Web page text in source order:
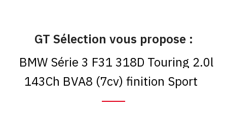
GT Sélection vous propose :
BMW Série 3 F31 318D Touring 2.0l
143Ch BVA8 (7cv) finition Sport